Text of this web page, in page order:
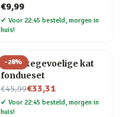
€9,99
✔ Voor 22:45 besteld, morgen in
huis!
-28%
Warmtegevoelige kat
fondueset
€45,99
Nu voor€33,31
✔ Voor 22:45 besteld, morgen in
huis!